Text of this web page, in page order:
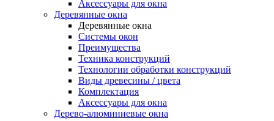
Аксессуары для окна
Деревянные окна
Деревянные окна
Системы окон
Преимущества
Техника конструкций
Технологии обработки конструкций
Виды древесины / цвета
Комплектация
Аксессуары для окна
Дерево-алюминиевые окна